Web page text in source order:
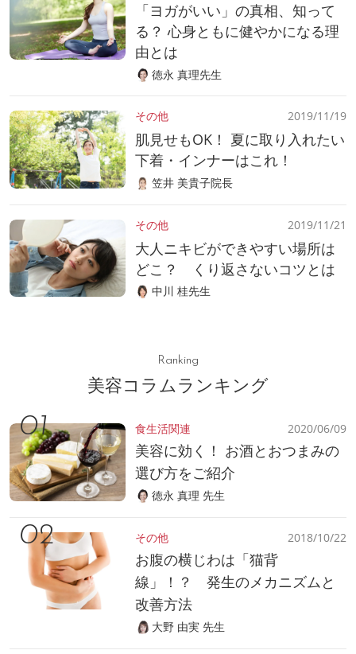
「ヨガがいい」の真相、知って
る？ 心身ともに健やかになる理
由とは
徳永 真理先生
その他 2019/11/19
肌見せもOK！ 夏に取り入れたい
下着・インナーはこれ！
笠井 美貴子院長
その他 2019/11/21
大人ニキビができやすい場所は
どこ？ くり返さないコツとは
中川 桂先生
Ranking
美容コラムランキング
食生活関連 2020/06/09
美容に効く！ お酒とおつまみの
選び方をご紹介
徳永 真理 先生
その他 2018/10/22
お腹の横じわは「猫背
線」！？ 発生のメカニズムと
改善方法
大野 由実 先生